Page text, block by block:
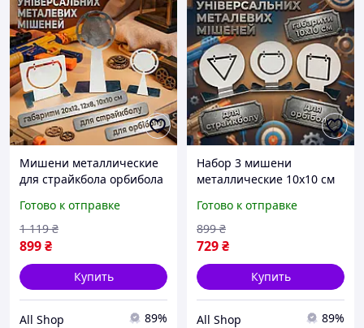
Мишени металлические
для страйкбола орбибола
нержавеющей стали 304
набор 3 шт с отскоком
20х12 12х8 10х10 см
Готово к отправке
899₴
1 119 ₴
Купить
All Shop 89%
Набор 3 мишени
металлические 10х10 см
орбибола -
тренировочный гонг из
нержавеющей стали 304
для стрельбы
Готово к отправке
729₴
899 ₴
Купить
All Shop 89%